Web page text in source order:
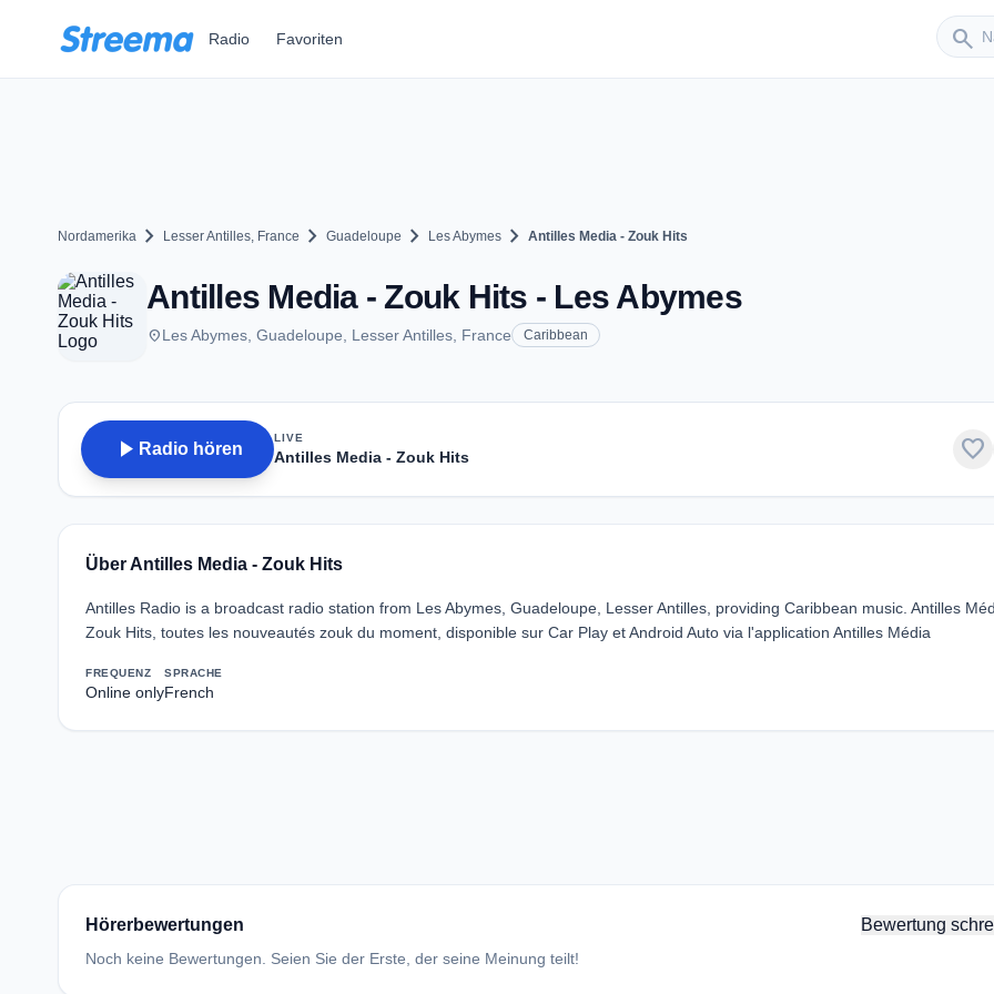
Radio Favoriten search
Sender
Nordamerika chevron_right Lesser Antilles, France chevron_right Guadeloupe chevron_right Les Abymes chevron_right Antilles Media - Zouk Hits
Antilles Media - Zouk Hits - Les Abymes
placeLes Abymes, Guadeloupe, Lesser Antilles, France Caribbean
play_arrow Radio hören
LIVE
Antilles Media - Zouk Hits favorite
Über Antilles Media - Zouk Hits
Antilles Radio is a broadcast radio station from Les Abymes, Guadeloupe, Lesser Antilles, providing Caribbean music. Antilles
Zouk Hits, toutes les nouveautés zouk du moment, disponible sur Car Play et Android Auto via l'application Antilles Média
FREQUENZ
Online only
SPRACHE
French
Hörerbewertungen Bewertung
Noch keine Bewertungen. Seien Sie der Erste, der seine Meinung teilt!